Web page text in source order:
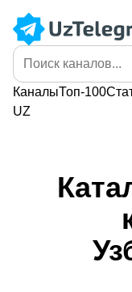
КаналыТоп-100
UZ